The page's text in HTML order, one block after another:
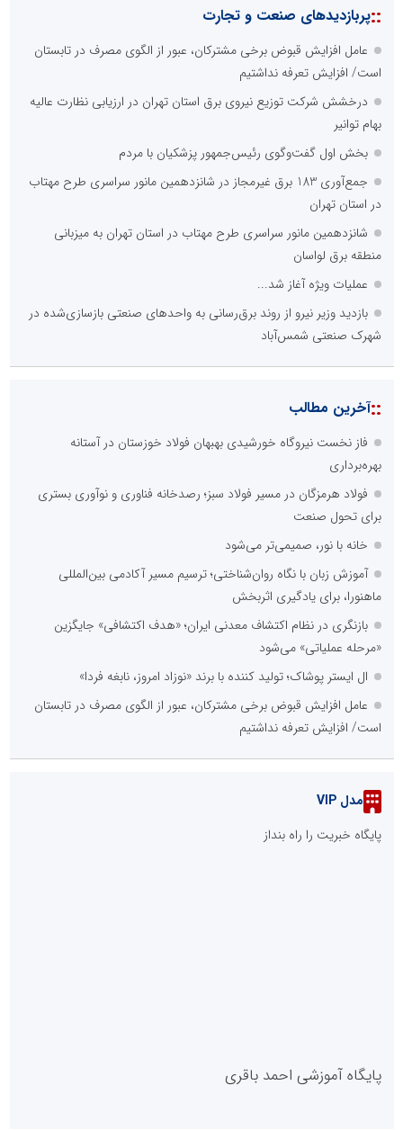
::پربازدیدهای صنعت و تجارت
عامل افزایش قبوض برخی مشترکان، عبور از الگوی مصرف در تابستان
است/ افزایش تعرفه نداشتیم
درخشش شرکت توزیع نیروی برق استان تهران در ارزیابی نظارت عالیه
بهام توانیر
بخش اول گفت‌وگوی رئیس‌جمهور پزشکیان با مردم
جمع‌آوری 183 برق غیرمجاز در شانزدهمین مانور سراسری طرح مهتاب
در استان تهران
شانزدهمین مانور سراسری طرح مهتاب در استان تهران به میزبانی
منطقه برق لواسان
عملیات ویژه آغاز شد...
بازدید وزیر نیرو از روند برق‌رسانی به واحدهای صنعتی بازسازی‌شده در
شهرک صنعتی شمس‌آباد
::آخرین مطالب
فاز نخست نیروگاه خورشیدی بهبهان فولاد خوزستان در آستانه
بهره‌برداری
فولاد هرمزگان در مسیر فولاد سبز؛ رصدخانه فناوری و نوآوری بستری
برای تحول صنعت
خانه با نور، صمیمی‌تر می‌شود
آموزش زبان با نگاه روان‌شناختی؛ ترسیم مسیر آکادمی بین‌المللی
ماهنورا، برای یادگیری اثربخش
بازنگری در نظام اکتشاف معدنی ایران؛ «هدف اکتشافی» جایگزین
«مرحله عملیاتی» می‌شود
ال ایستر پوشاک؛ تولید کننده با برند «نوزاد امروز، نابغه فردا»
عامل افزایش قبوض برخی مشترکان، عبور از الگوی مصرف در تابستان
است/ افزایش تعرفه نداشتیم
مدل VIP
پایگاه خبریت را راه بنداز
پایگاه آموزشی احمد باقری